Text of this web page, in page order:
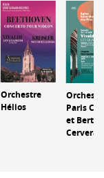
Orchestre
Hélios
Paris
et
Cervera